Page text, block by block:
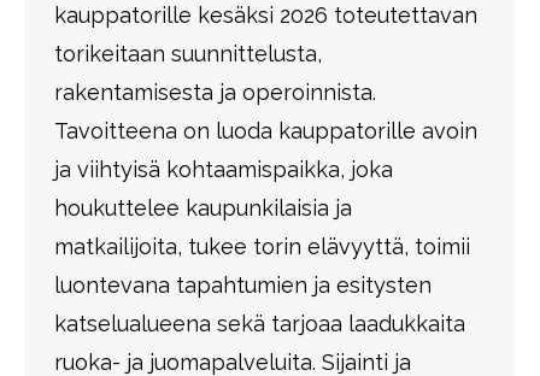
kauppatorille kesäksi 2026 toteutettavan
torikeitaan suunnittelusta,
rakentamisesta ja operoinnista.
Tavoitteena on luoda kauppatorille avoin
ja viihtyisä kohtaamispaikka, joka
houkuttelee kaupunkilaisia ja
matkailijoita, tukee torin elävyyttä, toimii
luontevana tapahtumien ja esitysten
katselualueena sekä tarjoaa laadukkaita
ruoka- ja juomapalveluita. Sijainti ja